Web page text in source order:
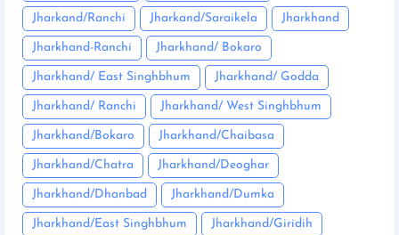
Jharkand/Ranchi Jharkand/Saraikela Jharkhand
Jharkhand-Ranchi Jharkhand/ Bokaro
Jharkhand/ East Singhbhum Jharkhand/ Godda
Jharkhand/ Ranchi Jharkhand/ West Singhbhum
Jharkhand/Bokaro Jharkhand/Chaibasa
Jharkhand/Chatra Jharkhand/Deoghar
Jharkhand/Dhanbad Jharkhand/Dumka
Jharkhand/East Singhbhum Jharkhand/Giridih